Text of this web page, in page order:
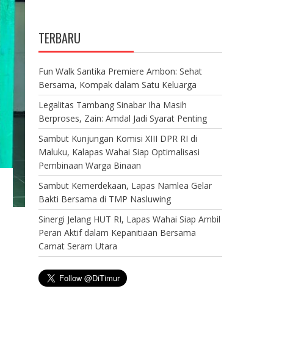
TERBARU
Fun Walk Santika Premiere Ambon: Sehat
Bersama, Kompak dalam Satu Keluarga
Legalitas Tambang Sinabar Iha Masih
Berproses, Zain: Amdal Jadi Syarat Penting
Sambut Kunjungan Komisi XIII DPR RI di
Maluku, Kalapas Wahai Siap Optimalisasi
Pembinaan Warga Binaan
Sambut Kemerdekaan, Lapas Namlea Gelar
Bakti Bersama di TMP Nasluwing
Sinergi Jelang HUT RI, Lapas Wahai Siap Ambil
Peran Aktif dalam Kepanitiaan Bersama
Camat Seram Utara